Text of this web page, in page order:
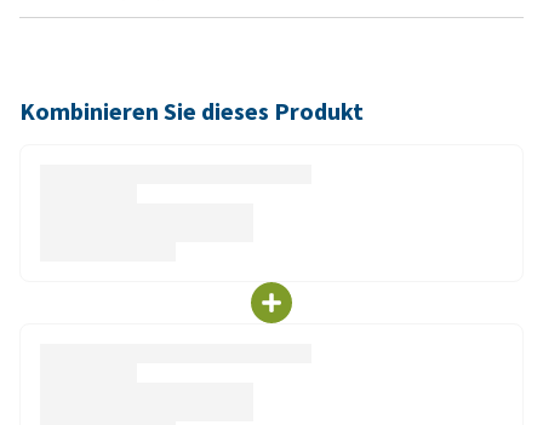
Kombinieren Sie dieses Produkt